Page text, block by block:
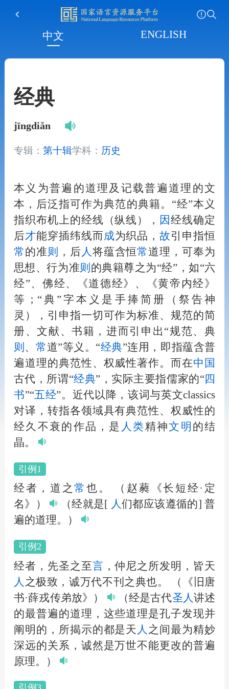
中文 ENGLISH
经典
jīngdiǎn
专辑： 第十辑学科： 历史
本义为普遍的道理及记载普遍道理的文
本，后泛指可作为典范的典籍。“经”本义
指织布机上的经线（纵线），
因经线确定
后才能穿插纬线而 成为织品，故引申指恒
常 的准则 ，后 人 将蕴含恒常道理，可奉为
思想、行为准则 的典籍尊之为“经”，如“六
经”、佛经、《道德经》、《黄帝内经》
等；“典”字本义是手捧简册（祭告神
灵），引申指一切可作为标准、规范的简
册、文献、书籍，进而引申出“规范、典
则 、 常道”等义。“经典”连用，即指蕴含普
遍道理的典范性、权威性著作。而在中国
古代，所谓“经典”，实际主要指儒家的“四
书”“五经”。近代以降，该词与英文classics
对译，转指各领域具有典范性、权威性的
经久不衰的作品，是 人 类精神文明 的结
晶。
引例1
经者，道之常也。
（赵蕤《长短经·定
名》）
（经就是[ 人们都应该遵循的] 普
遍的道理。）
引例2
经者，先圣之至言 ，仲尼之所发明，皆天
人 之极致，诚万代不刊之典也。
（《旧唐
书·薛戎传弟放》）
（经是古代圣 人讲述
的最普遍的道理，这些道理是孔子发现并
阐明的，所揭示的都是天 人 之间最为精妙
深远的关系，诚然是万世不能更改的普遍
原理。）